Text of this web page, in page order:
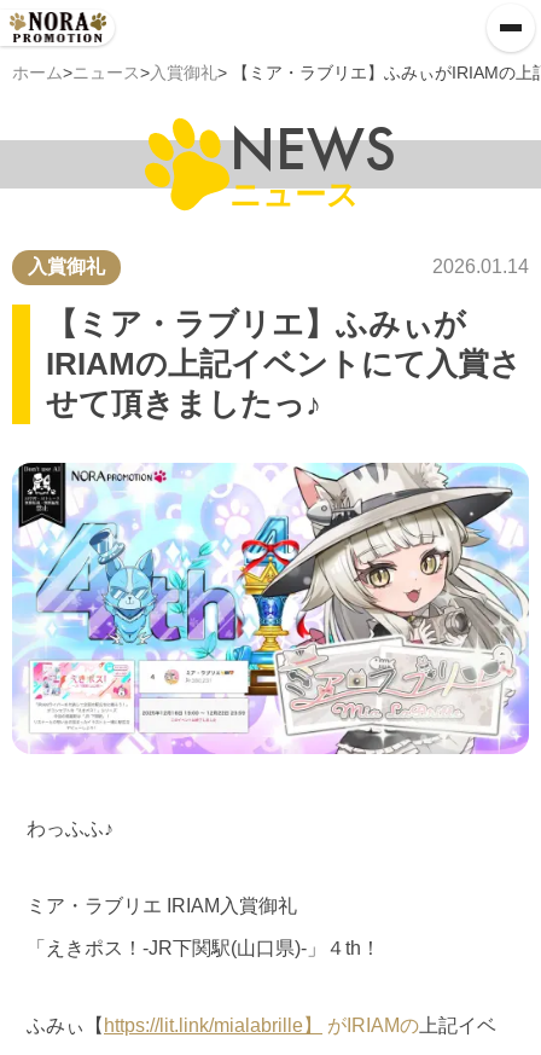
ホーム>ニュース>入賞御礼> 【ミア・ラブリエ】ふみぃがIRIAMの
NEWS
ニュース
入賞御礼 2026.01.14
【ミア・ラブリエ】ふみぃが
IRIAMの上記イベントにて入賞さ
せて頂きましたっ♪
わっふふ♪
ミア・ラブリエ IRIAM入賞御礼
「えきポス！-JR下関駅(山口県)-」４th！
ふみぃ【 https://lit.link/mialabrille】 がIRIAMの 上記イベ